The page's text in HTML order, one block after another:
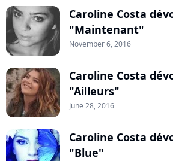
Caroline Costa
"Maintenant"
November 6, 2016
Caroline Costa
"Ailleurs"
June 28, 2016
Caroline Costa
"Blue"